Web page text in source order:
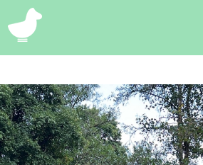
Suchen
Eintragen